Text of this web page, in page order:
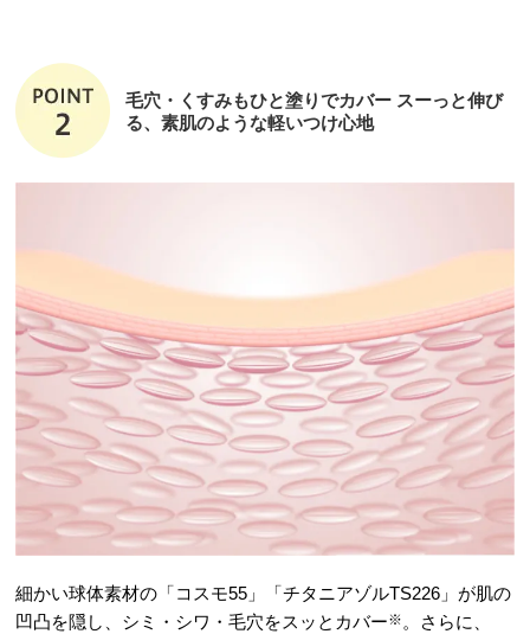
毛穴・くすみもひと塗りでカバー スーっと伸び
る、素肌のような軽いつけ心地
細かい球体素材の「コスモ55」「チタニアゾルTS226」が肌の
凹凸を隠し、シミ・シワ・毛穴をスッとカバー※ 。さらに、